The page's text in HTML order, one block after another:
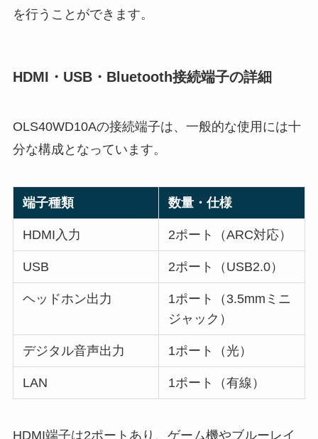
を行うことができます。
HDMI・USB・Bluetooth接続端子の詳細
OLS40WD10Aの接続端子は、一般的な使用には十
分な構成となっています。
端子種類 数量・仕様
HDMI入力 2ポート（ARC対応）
USB 2ポート（USB2.0）
ヘッドホン出力
1ポート（3.5mmミニ
ジャック）
デジタル音声出力 1ポート（光）
LAN 1ポート（有線）
HDMI端子は2ポートあり、ゲーム機やブルーレイ